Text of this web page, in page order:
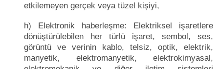
etkilemeyen gerçek veya tüzel kişiyi,
h) Elektronik haberleşme: Elektriksel işaretlere
dönüştürülebilen her türlü işaret, sembol, ses,
görüntü ve verinin kablo, telsiz, optik, elektrik,
manyetik, elektromanyetik, elektrokimyasal,